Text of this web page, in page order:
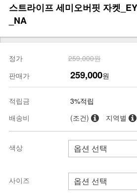
스트라이프 세미오버핏 자켓
_NA
정가
259,000원
판매가
259,000원
적립금
3%적립
배송비
(조건) 지역별
색상
사이즈